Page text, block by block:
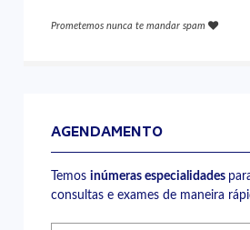
Prometemos nunca te mandar spam
AGENDAMENTO
Temosinúmeras especialidades
consultas e exames de maneira